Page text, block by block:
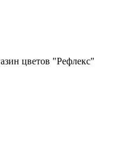
цветов "Рефлекс"